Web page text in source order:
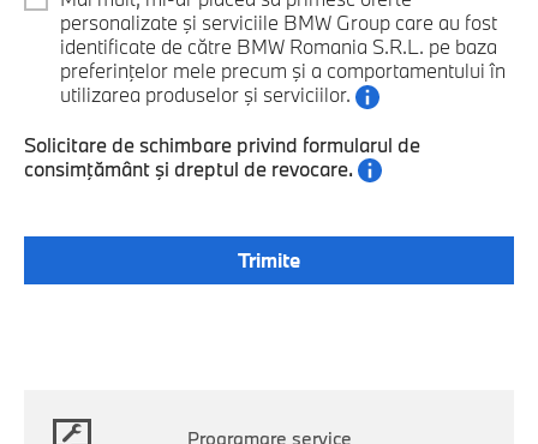
personalizate şi serviciile BMW Group care au fost
identificate de către BMW Romania S.R.L. pe baza
preferinţelor mele precum şi a comportamentului în
utilizarea produselor şi serviciilor.
Solicitare de schimbare privind formularul de
consimţământ şi dreptul de revocare.
Programare service